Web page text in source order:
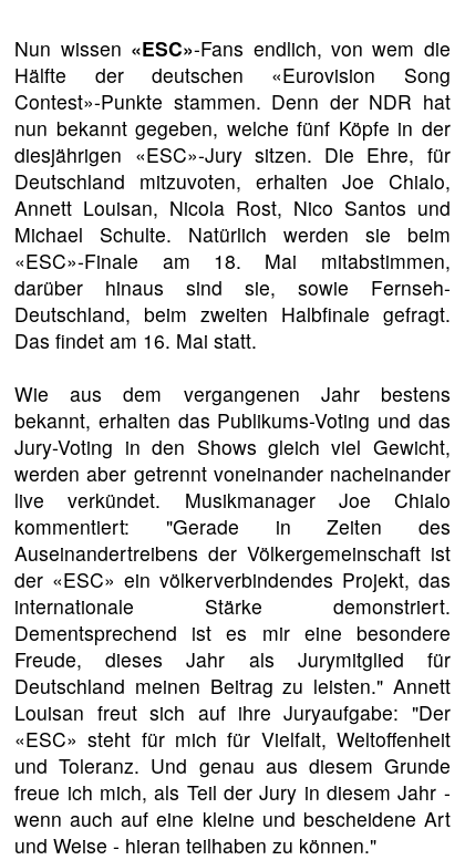
Nun wissen «ESC»-Fans endlich, von wem die
Hälfte der deutschen «Eurovision Song
Contest»-Punkte stammen. Denn der NDR hat
nun bekannt gegeben, welche fünf Köpfe in der
diesjährigen «ESC»-Jury sitzen. Die Ehre, für
Deutschland mitzuvoten, erhalten Joe Chialo,
Annett Louisan, Nicola Rost, Nico Santos und
Michael Schulte. Natürlich werden sie beim
«ESC»-Finale am 18. Mai mitabstimmen,
darüber hinaus sind sie, sowie Fernseh-
Deutschland, beim zweiten Halbfinale gefragt.
Das findet am 16. Mai statt.
Wie aus dem vergangenen Jahr bestens
bekannt, erhalten das Publikums-Voting und das
Jury-Voting in den Shows gleich viel Gewicht,
werden aber getrennt voneinander nacheinander
live verkündet. Musikmanager Joe Chialo
kommentiert: "Gerade in Zeiten des
Auseinandertreibens der Völkergemeinschaft ist
der «ESC» ein völkerverbindendes Projekt, das
internationale Stärke demonstriert.
Dementsprechend ist es mir eine besondere
Freude, dieses Jahr als Jurymitglied für
Deutschland meinen Beitrag zu leisten." Annett
Louisan freut sich auf ihre Juryaufgabe: "Der
«ESC» steht für mich für Vielfalt, Weltoffenheit
und Toleranz. Und genau aus diesem Grunde
freue ich mich, als Teil der Jury in diesem Jahr -
wenn auch auf eine kleine und bescheidene Art
und Weise - hieran teilhaben zu können."